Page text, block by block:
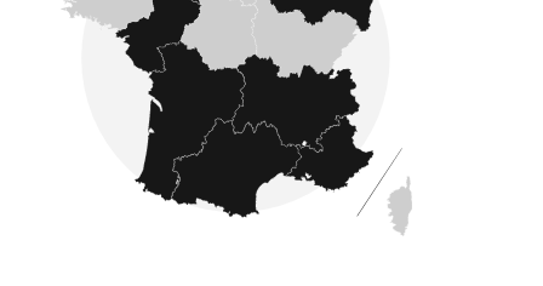
Avec Côté France Immobilier, faîtes confiance à
des experts en estimation immobilière. Après une
estimation immobilière réalisée par un de nos
experts, vous êtes sûr d'obtenir une
évaluation précise et fiablede la valeur de
votre bien avant de le mettre en vente.